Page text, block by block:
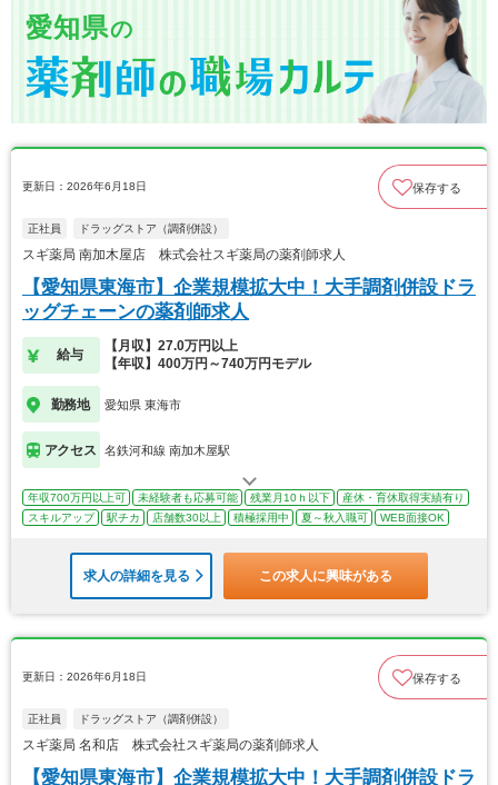
愛知県の
更新日：2026年6月18日 保存する
正社員 ドラッグストア（調剤併設）
スギ薬局 南加木屋店 株式会社スギ薬局の薬剤師求人
【愛知県東海市】企業規模拡大中！大手調剤併設ドラ
ッグチェーンの薬剤師求人
給与
【月収】27.0万円以上
【年収】400万円～740万円モデル
勤務地 愛知県 東海市
アクセス 名鉄河和線 南加木屋駅
年収700万円以上可 未経験者も応募可能 残業月10ｈ以下
産休・育休取得実績有り
スキルアップ
駅チカ 店舗数30以上 積極採用中 夏～秋入職可 WEB面接OK
求人の詳細を見る この求人に興味がある
更新日：2026年6月18日 保存する
正社員 ドラッグストア（調剤併設）
スギ薬局 名和店 株式会社スギ薬局の薬剤師求人
【愛知県東海市】企業規模拡大中！大手調剤併設ドラ